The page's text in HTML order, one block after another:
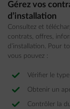
Gérez vos
d’installation
Consultez et
contrats, offres,
d’installation. Pour
vous pouvez :
Vérifier le type
Obtenir un
Contrôler la